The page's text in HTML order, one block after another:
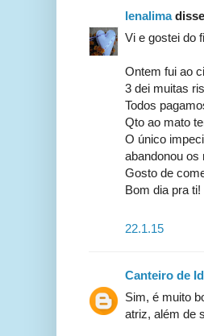
lenalima
Vi e gostei do
Ontem fui ao
3 dei muitas
Todos
Qto ao mato
O único
abandonou os
Gosto de
Bom dia pra
22.1.15
Canteiro de
Sim, é muito
atriz, além de